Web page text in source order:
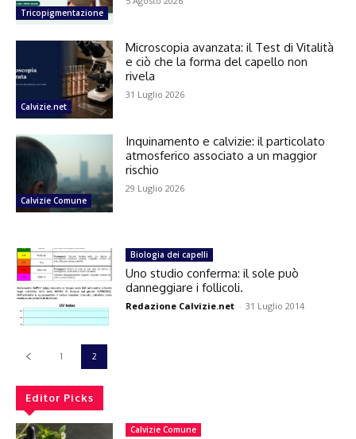
Tricopigmentazione
Calvizie.net
Microscopia avanzata: il Test di Vitalità
e ciò che la forma del capello non
rivela
31 Luglio 2026
Calvizie Comune
Inquinamento e calvizie: il particolato
atmosferico associato a un maggior
rischio
29 Luglio 2026
Biologia dei capelli
Uno studio conferma: il sole può
danneggiare i follicoli.
Redazione Calvizie.net - 31 Luglio 2014
1 2
Editor Picks
Calvizie Comune